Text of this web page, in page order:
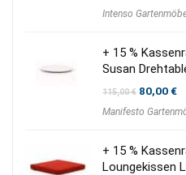
war:
Intenso
+ 15 %
Susan
115,00€
war:
80,00€
Manifesto
+ 15 %
Loungekissen